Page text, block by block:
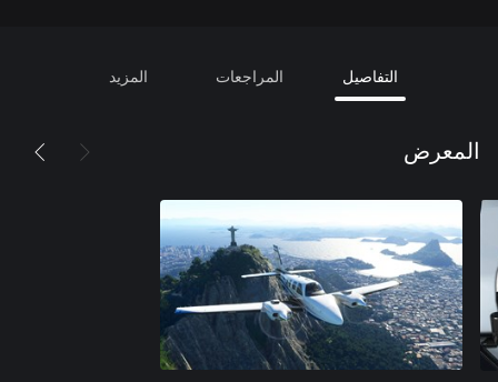
التفاصيل المراجعات المزيد
المعرض